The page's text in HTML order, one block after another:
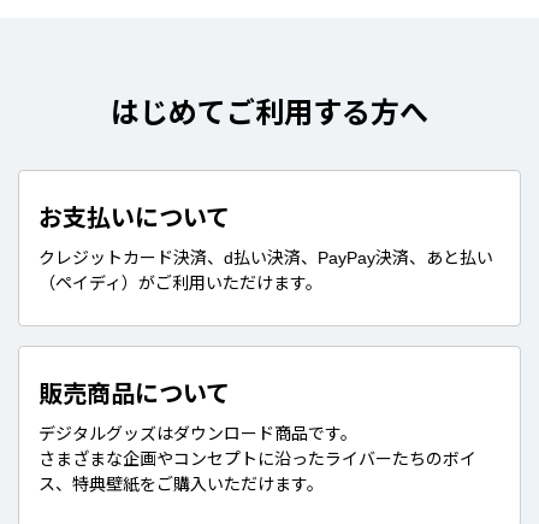
はじめてご利用する方へ
お支払いについて
クレジットカード決済、d払い決済、PayPay決済、あと払い
（ペイディ）がご利用いただけます。
販売商品について
デジタルグッズはダウンロード商品です。
さまざまな企画やコンセプトに沿ったライバーたちのボイ
ス、特典壁紙をご購入いただけます。